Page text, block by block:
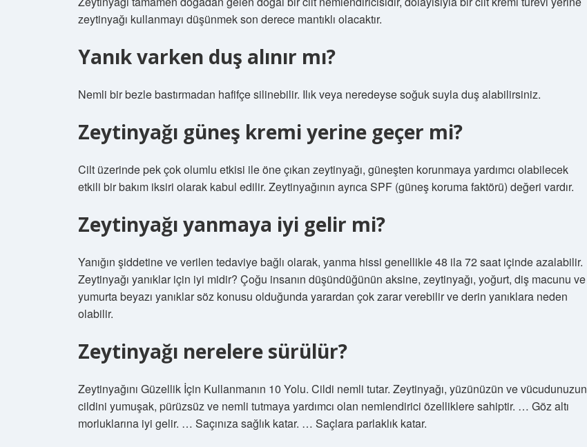
zeytinyağı kullanmayı düşünmek son derece mantıklı olacaktır.
Yanık varken duş alınır mı?
Nemli bir bezle bastırmadan hafifçe silinebilir. Ilık veya neredeyse soğuk suyla duş alabilirsiniz.
Zeytinyağı güneş kremi yerine geçer mi?
Cilt üzerinde pek çok olumlu etkisi ile öne çıkan zeytinyağı, güneşten korunmaya yardımcı olabilecek
etkili bir bakım iksiri olarak kabul edilir. Zeytinyağının ayrıca SPF (güneş koruma faktörü) değeri vardır.
Zeytinyağı yanmaya iyi gelir mi?
Yanığın şiddetine ve verilen tedaviye bağlı olarak, yanma hissi genellikle 48 ila 72 saat içinde azalabilir.
Zeytinyağı yanıklar için iyi midir? Çoğu insanın düşündüğünün aksine, zeytinyağı, yoğurt, diş macunu ve
yumurta beyazı yanıklar söz konusu olduğunda yarardan çok zarar verebilir ve derin yanıklara neden
olabilir.
Zeytinyağı nerelere sürülür?
Zeytinyağını Güzellik İçin Kullanmanın 10 Yolu. Cildi nemli tutar. Zeytinyağı, yüzünüzün ve vücudunuzun
cildini yumuşak, pürüzsüz ve nemli tutmaya yardımcı olan nemlendirici özelliklere sahiptir. … Göz altı
morluklarına iyi gelir. … Saçınıza sağlık katar. … Saçlara parlaklık katar.